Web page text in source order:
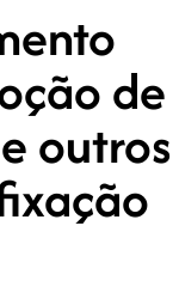
de
outros